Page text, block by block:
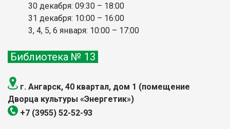
30 декабря: 09:30 – 18:00
31 декабря: 10:00 – 16:00
3, 4, 5, 6 января: 10:00 – 17:00
Библиотека № 13
г. Ангарск, 40 квартал, дом 1 (помещение
Дворца культуры «Энергетик»)
+7 (3955) 52-52-93